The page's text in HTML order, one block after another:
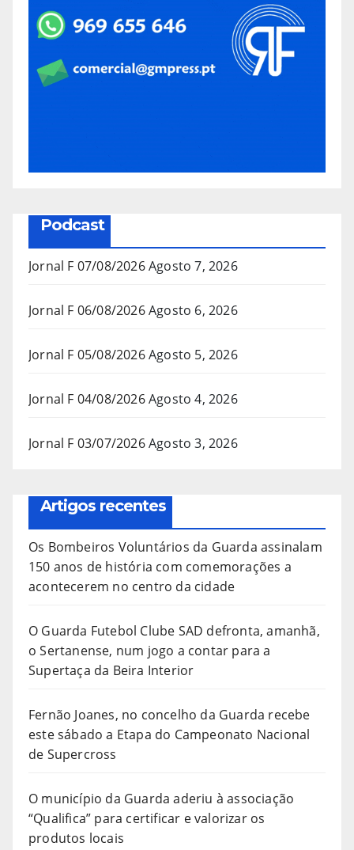
Podcast
Jornal F 07/08/2026Agosto 7, 2026
Jornal F 06/08/2026Agosto 6, 2026
Jornal F 05/08/2026Agosto 5, 2026
Jornal F 04/08/2026Agosto 4, 2026
Jornal F 03/07/2026Agosto 3, 2026
Artigos recentes
Os Bombeiros Voluntários da Guarda assinalam
150 anos de história com comemorações a
acontecerem no centro da cidade
O Guarda Futebol Clube SAD defronta, amanhã,
o Sertanense, num jogo a contar para a
Supertaça da Beira Interior
Fernão Joanes, no concelho da Guarda recebe
este sábado a Etapa do Campeonato Nacional
de Supercross
O município da Guarda aderiu à associação
“Qualifica” para certificar e valorizar os
produtos locais